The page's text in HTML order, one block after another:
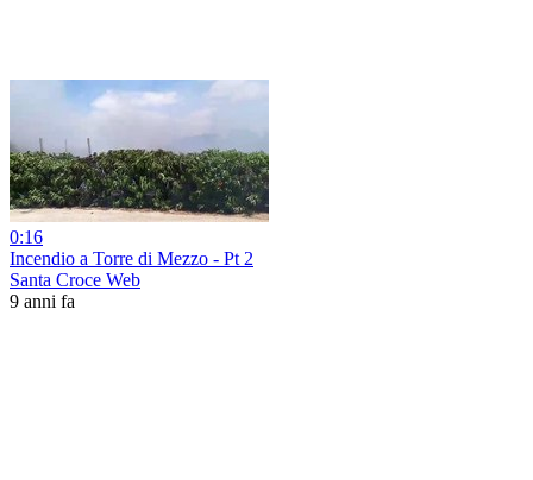
0:16
Incendio a Torre di Mezzo - Pt 2
Santa Croce Web
9 anni fa